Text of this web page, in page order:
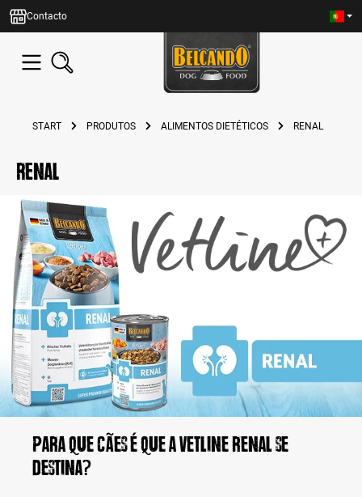
principal
Contacto
START PRODUTOS ALIMENTOS DIETÉTICOS RENAL
Renal
Para que cães é que a Vetline Renal se
destina?